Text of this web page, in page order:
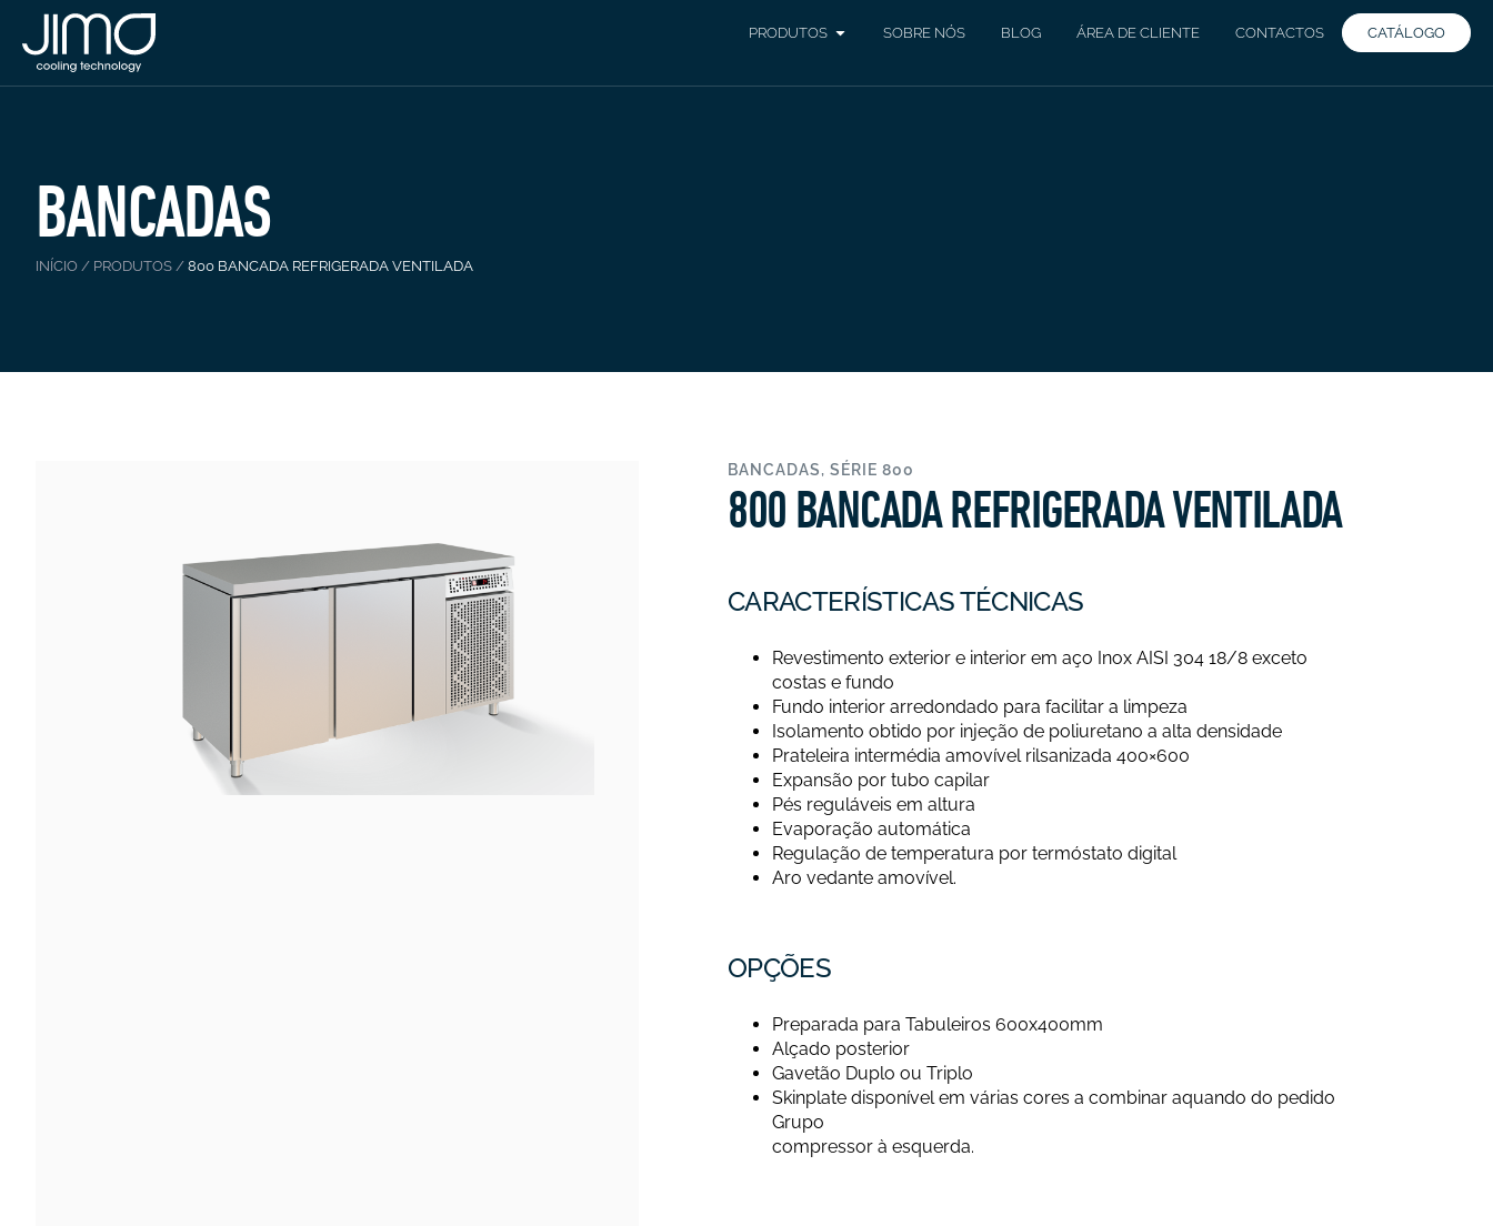
PRODUTOS SOBRE NÓS BLOG ÁREA DE CLIENTE CONTACTOS CATÁLOGO
BANCADAS
INÍCIO / PRODUTOS / 800 BANCADA REFRIGERADA VENTILADA
BANCADAS, SÉRIE 800
800 BANCADA REFRIGERADA VENTILADA
CARACTERÍSTICAS TÉCNICAS
Revestimento exterior e interior em aço Inox AISI 304 18/8 exceto
costas e fundo
Fundo interior arredondado para facilitar a limpeza
Isolamento obtido por injeção de poliuretano a alta densidade
Prateleira intermédia amovível rilsanizada 400×600
Expansão por tubo capilar
Pés reguláveis em altura
Evaporação automática
Regulação de temperatura por termóstato digital
Aro vedante amovível.
OPÇÕES
Preparada para Tabuleiros 600x400mm
Alçado posterior
Gavetão Duplo ou Triplo
Skinplate disponível em várias cores a combinar aquando do pedido
Grupo
compressor à esquerda.